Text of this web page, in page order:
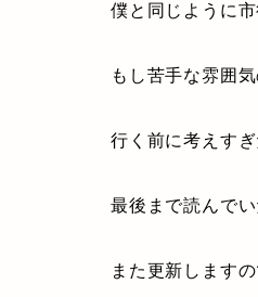
僕と同じように
もし苦手な雰囲
行く前に考えす
最後まで読んで
また更新します